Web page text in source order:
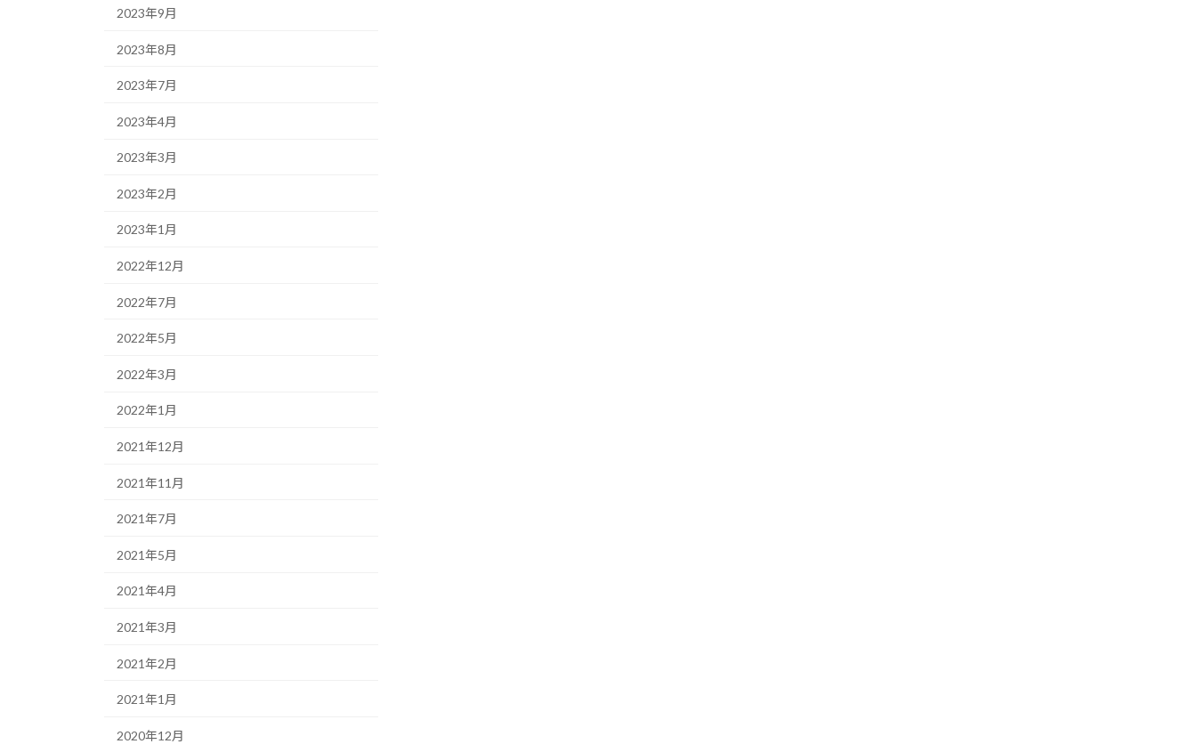
2023年9月
2023年8月
2023年7月
2023年4月
2023年3月
2023年2月
2023年1月
2022年12月
2022年7月
2022年5月
2022年3月
2022年1月
2021年12月
2021年11月
2021年7月
2021年5月
2021年4月
2021年3月
2021年2月
2021年1月
2020年12月